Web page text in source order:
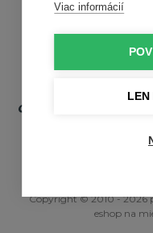
Viac informácií
Copyright © 2010 - 2026
eshop na